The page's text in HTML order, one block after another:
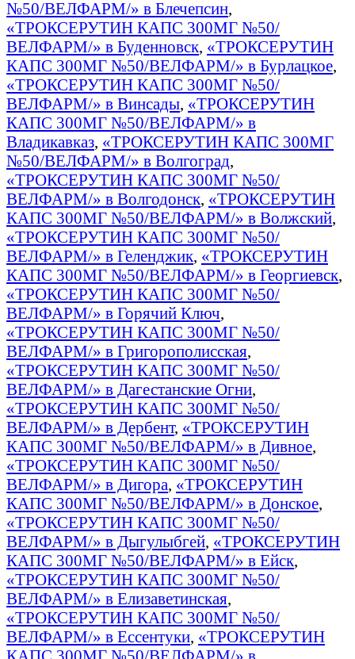
№50/ВЕЛФАРМ/» в Блечепсин,
«ТРОКСЕРУТИН КАПС 300МГ №50/
ВЕЛФАРМ/» в Буденновск, «ТРОКСЕРУТИН
КАПС 300МГ №50/ВЕЛФАРМ/» в Бурлацкое,
«ТРОКСЕРУТИН КАПС 300МГ №50/
ВЕЛФАРМ/» в Винсады, «ТРОКСЕРУТИН
КАПС 300МГ №50/ВЕЛФАРМ/» в
Владикавказ, «ТРОКСЕРУТИН КАПС 300МГ
№50/ВЕЛФАРМ/» в Волгоград,
«ТРОКСЕРУТИН КАПС 300МГ №50/
ВЕЛФАРМ/» в Волгодонск, «ТРОКСЕРУТИН
КАПС 300МГ №50/ВЕЛФАРМ/» в Волжский,
«ТРОКСЕРУТИН КАПС 300МГ №50/
ВЕЛФАРМ/» в Геленджик, «ТРОКСЕРУТИН
КАПС 300МГ №50/ВЕЛФАРМ/» в Георгиевск,
«ТРОКСЕРУТИН КАПС 300МГ №50/
ВЕЛФАРМ/» в Горячий Ключ,
«ТРОКСЕРУТИН КАПС 300МГ №50/
ВЕЛФАРМ/» в Григорополисская,
«ТРОКСЕРУТИН КАПС 300МГ №50/
ВЕЛФАРМ/» в Дагестанские Огни,
«ТРОКСЕРУТИН КАПС 300МГ №50/
ВЕЛФАРМ/» в Дербент, «ТРОКСЕРУТИН
КАПС 300МГ №50/ВЕЛФАРМ/» в Дивное,
«ТРОКСЕРУТИН КАПС 300МГ №50/
ВЕЛФАРМ/» в Дигора, «ТРОКСЕРУТИН
КАПС 300МГ №50/ВЕЛФАРМ/» в Донское,
«ТРОКСЕРУТИН КАПС 300МГ №50/
ВЕЛФАРМ/» в Дыгулыбгей, «ТРОКСЕРУТИН
КАПС 300МГ №50/ВЕЛФАРМ/» в Ейск,
«ТРОКСЕРУТИН КАПС 300МГ №50/
ВЕЛФАРМ/» в Елизаветинская,
«ТРОКСЕРУТИН КАПС 300МГ №50/
ВЕЛФАРМ/» в Ессентуки, «ТРОКСЕРУТИН